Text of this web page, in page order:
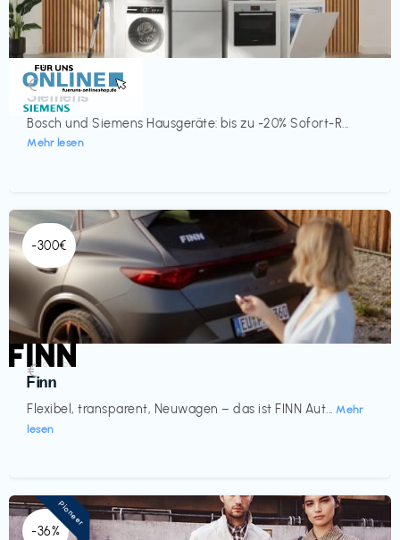
Küche & Haushalt
Siemens
Bosch und Siemens Hausgeräte: bis zu -20% Sofort-R...
Mehr lesen
€‎
-300€
Automobil
Finn
Flexibel, transparent, Neuwagen – das ist FINN Aut... Mehr
lesen
€‎
-36%
Pioneer